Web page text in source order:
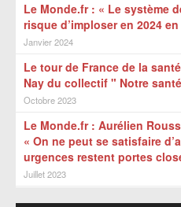
Le Monde.fr : « Le système
risque d’imploser en 2024
Janvier 2024
Le tour de France de la
Nay du collectif " Notre
Octobre 2023
Le Monde.fr : Aurélien
« On ne peut se satisfaire
urgences restent portes
Juillet 2023